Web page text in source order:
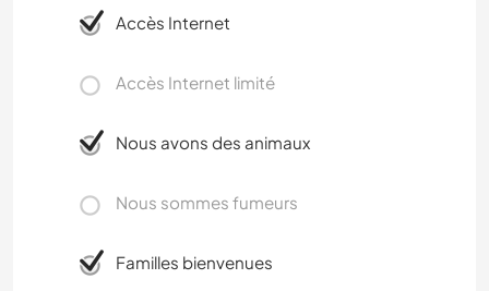
Accès Internet
Accès Internet limité
Nous avons des animaux
Nous sommes fumeurs
Familles bienvenues